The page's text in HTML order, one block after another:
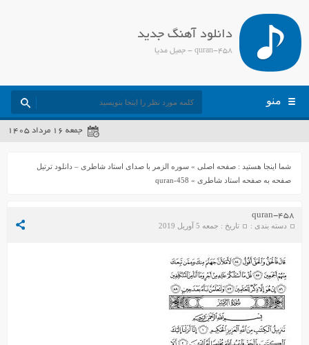
دانلود آهنگ جدید
quran-458 - جمیل مدیا
منو
جمعه ۱۶ مرداد ۱۴۰۵
شما اینجا هستید :صفحه اصلی »سوره الزمر با صدای استاد شاطری – دانلود ترتیل
صفحه به صفحه استاد شاطری »
quran-458
quran-458
دسته بندی : تاریخ : جمعه 5 آوریل 2019